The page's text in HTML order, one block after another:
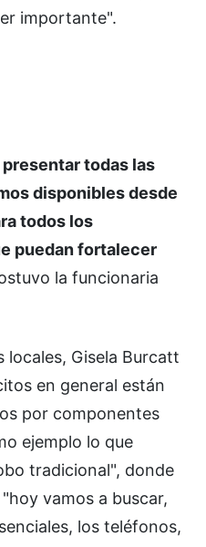
importante".
todas las
disponibles desde
todos los
puedan fortalecer
la funcionaria
Gisela Burcatt
en general están
por componentes
ejemplo lo que
tradicional", donde
vamos a buscar,
los teléfonos,